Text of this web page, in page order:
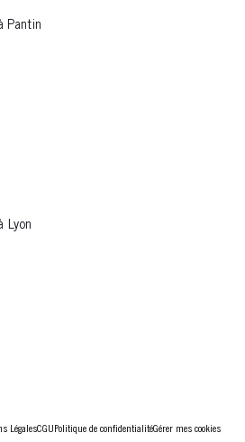
Pantin
Lyon
fenêtre
D - Nouvelle fenêtre
LégalesCGU Politique de confidentialitéGérer mes cookies